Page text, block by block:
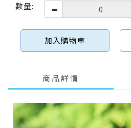
數量:
加入購物車
商品詳情